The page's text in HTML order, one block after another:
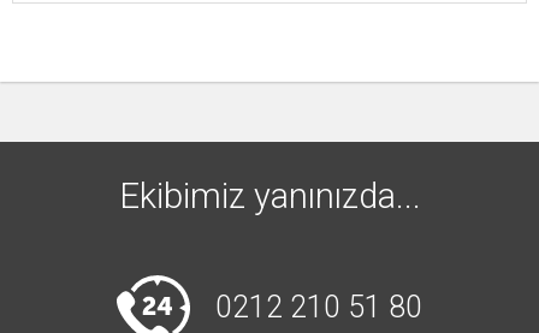
Ekibimiz yanınızda...
0212 210 51 80